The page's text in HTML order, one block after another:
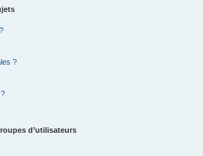
?
d’utilisateurs